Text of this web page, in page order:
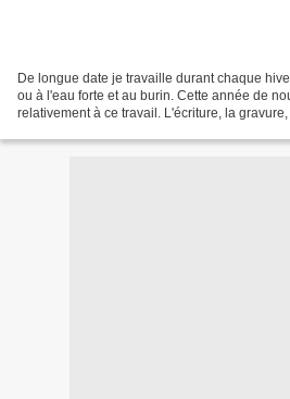
De longue date je travaille durant chaque
ou à l'eau forte et au burin. Cette année de
relativement à ce travail. L'écriture, la